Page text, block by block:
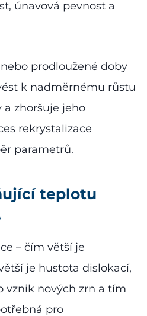
únavová pevnost a
prodloužené doby
k nadměrnému růstu
a zhoršuje jeho
rekrystalizace
parametrů.
teplotu
– čím větší je
je hustota dislokací,
vznik nových zrn a tím
pro